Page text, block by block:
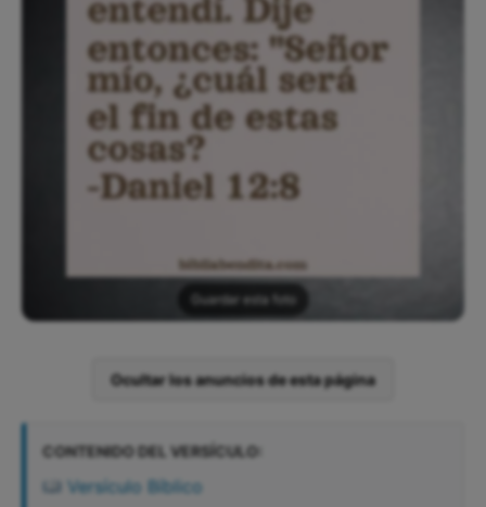
Guardar esta foto
Ocultar los anuncios de esta página
CONTENIDO DEL VERSÍCULO:
Versículo Bíblico